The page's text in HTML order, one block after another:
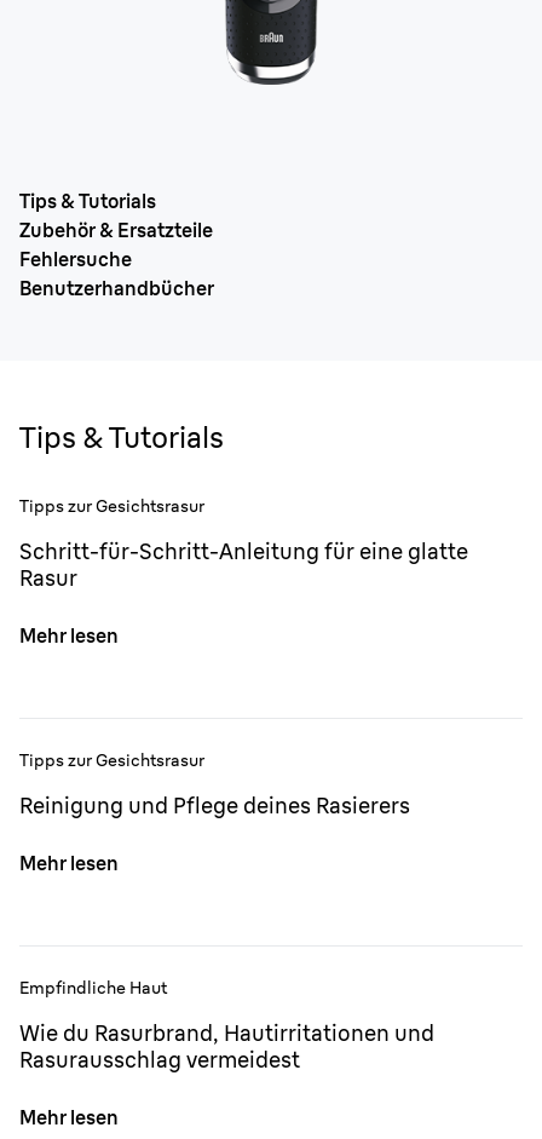
Tips & Tutorials
Zubehör & Ersatzteile
Fehlersuche
Benutzerhandbücher
Tips & Tutorials
Tipps zur Gesichtsrasur
Schritt-für-Schritt-Anleitung für eine glatte
Rasur
Mehr lesen
Tipps zur Gesichtsrasur
Reinigung und Pflege deines Rasierers
Mehr lesen
Empfindliche Haut
Wie du Rasurbrand, Hautirritationen und
Rasurausschlag vermeidest
Mehr lesen